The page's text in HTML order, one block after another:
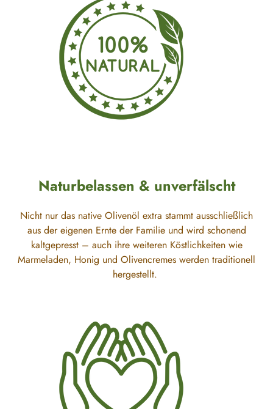
Naturbelassen & unverfälscht
Nicht nur das native Olivenöl extra stammt ausschließlich
aus der eigenen Ernte der Familie und wird schonend
kaltgepresst – auch ihre weiteren Köstlichkeiten wie
Marmeladen, Honig und Olivencremes werden traditionell
hergestellt.